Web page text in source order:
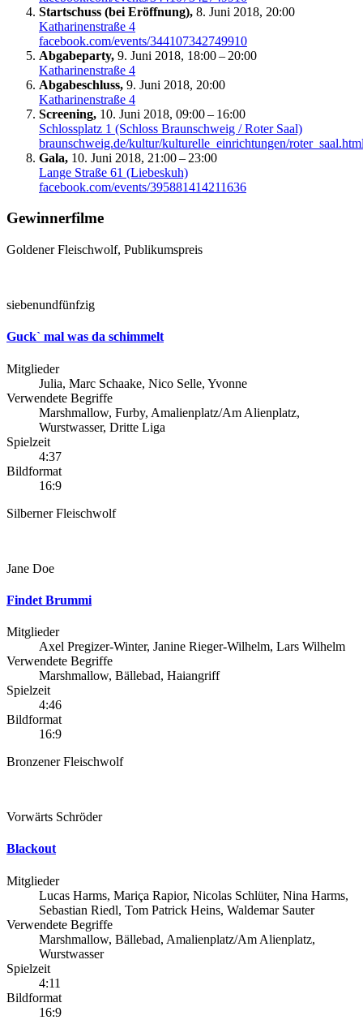
Startschuss (bei Eröffnung), 8. Juni 2018, 20:00
Katharinenstraße 4
facebook.com/events/344107342749910
Abgabeparty, 9. Juni 2018, 18:00 – 20:00
Katharinenstraße 4
Abgabeschluss, 9. Juni 2018, 20:00
Katharinenstraße 4
Screening, 10. Juni 2018, 09:00 – 16:00
Schlossplatz 1 (Schloss Braunschweig / Roter Saal)
braunschweig.de/kultur/kulturelle_einrichtungen/
Gala, 10. Juni 2018, 21:00 – 23:00
Lange Straße 61 (Liebeskuh)
facebook.com/events/395881414211636
Gewinnerfilme
Goldener Fleischwolf, Publikumspreis
siebenundfünfzig
Guck` mal was da schimmelt
Mitglieder
Julia, Marc Schaake, Nico Selle, Yvonne
Verwendete Begriffe
Marshmallow, Furby, Amalienplatz/Am Alienplatz,
Wurstwasser, Dritte Liga
Spielzeit
4:37
Bildformat
16:9
Silberner Fleischwolf
Jane Doe
Findet Brummi
Mitglieder
Axel Pregizer-Winter, Janine Rieger-Wilhelm, Lars Wilhelm
Verwendete Begriffe
Marshmallow, Bällebad, Haiangriff
Spielzeit
4:46
Bildformat
16:9
Bronzener Fleischwolf
Vorwärts Schröder
Blackout
Mitglieder
Lucas Harms, Mariça Rapior, Nicolas Schlüter, Nina Harms,
Sebastian Riedl, Tom Patrick Heins, Waldemar Sauter
Verwendete Begriffe
Marshmallow, Bällebad, Amalienplatz/Am Alienplatz,
Wurstwasser
Spielzeit
4:11
Bildformat
16:9